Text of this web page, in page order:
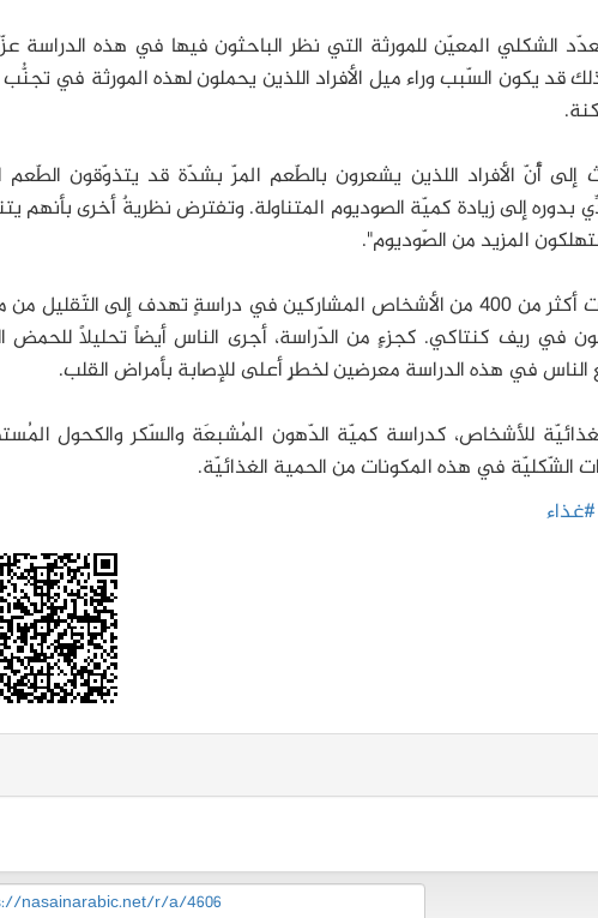
الشكلي المعيّن للمورثة التي نظر الباحثون فیها في هذه الدراسة
قد یكون السّبب وراء میل الأفراد اللذین یحملون لهذه المورثة في تجنُّب
أَّنّ الأفراد اللذین یشعرون بالطّعم المرّ بشدّة قد یتذوّقون الطّعم
إلى زیادة كمیّة الصودیوم المتناولة. وتفترض نظریةٌ أخرى بأنهم
المزید من الصّودیوم".
لقد نظر الباحثون في أنظمةٍ غذائیّةٍ تناولت أكثر من 400 من الأشخاص المشاركين في دراسةٍ تهدف إلى
في ریف كنتاكي. كجزءٍ من الدّراسة، أجرى الناس أیضاً تحلیلاً للحمض
في هذه الدراسة معرضين لخطرٍ أعلى للإصابة بأمراض القلب.
للأشخاص، كدراسة كمیّة الدّهون المُشبعَة والسّكر والكحول
الشّكليّة في هذه المكونات من الحمية الغذائيّة.
#غذاء
nasainarabic.net/r/a/4606